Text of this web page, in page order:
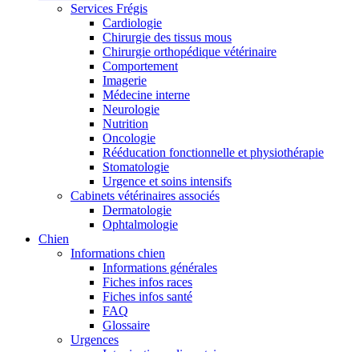
Services Frégis
Cardiologie
Chirurgie des tissus mous
Chirurgie orthopédique vétérinaire
Comportement
Imagerie
Médecine interne
Neurologie
Nutrition
Oncologie
Rééducation fonctionnelle et physiothérapie
Stomatologie
Urgence et soins intensifs
Cabinets vétérinaires associés
Dermatologie
Ophtalmologie
Chien
Informations chien
Informations générales
Fiches infos races
Fiches infos santé
FAQ
Glossaire
Urgences